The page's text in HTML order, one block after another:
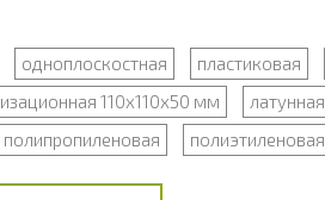
одноплоскостная пластиковая
110х110х50 мм
латунная
полипропиленовая полиэтиленовая